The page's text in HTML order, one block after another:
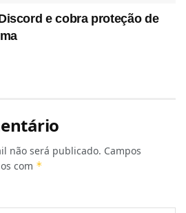
e cobra proteção de
não será publicado. Campos
com *